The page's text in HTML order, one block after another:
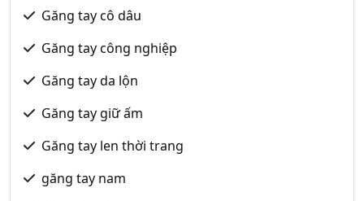
Găng tay cô dâu
Găng tay công nghiệp
Găng tay da lộn
Găng tay giữ ấm
Găng tay len thời trang
găng tay nam